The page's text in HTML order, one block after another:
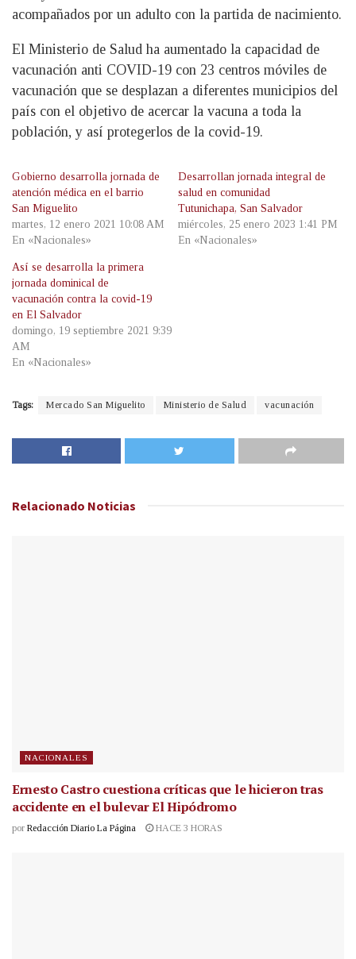
acompañados por un adulto con la partida de nacimiento.
El Ministerio de Salud ha aumentado la capacidad de
vacunación anti COVID-19 con 23 centros móviles de
vacunación que se desplazan a diferentes municipios del
país con el objetivo de acercar la vacuna a toda la
población, y así protegerlos de la covid-19.
Gobierno desarrolla jornada de
atención médica en el barrio
San Miguelito
martes, 12 enero 2021 10:08 AM
En «Nacionales»
Desarrollan jornada integral de
salud en comunidad
Tutunichapa, San Salvador
miércoles, 25 enero 2023 1:41 PM
En «Nacionales»
Así se desarrolla la primera
jornada dominical de
vacunación contra la covid-19
en El Salvador
domingo, 19 septiembre 2021 9:39
AM
En «Nacionales»
Tags: Mercado San Miguelito Ministerio de Salud vacunación
Relacionado Noticias
NACIONALES
Ernesto Castro cuestiona críticas que le hicieron tras
accidente en el bulevar El Hipódromo
por Redacción Diario La Página HACE 3 HORAS